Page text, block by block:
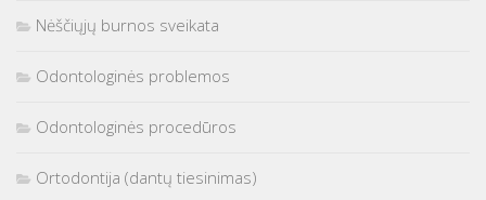
Nėščiųjų burnos sveikata
Odontologinės problemos
Odontologinės procedūros
Ortodontija (dantų tiesinimas)